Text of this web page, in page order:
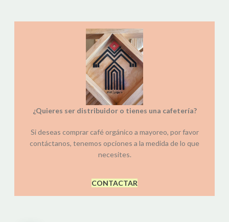
¿Quieres ser distribuidor o tienes una cafetería?
Si deseas comprar café orgánico a mayoreo, por favor
contáctanos, tenemos opciones a la medida de lo que
necesites.
CONTACTAR